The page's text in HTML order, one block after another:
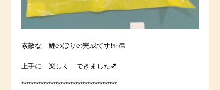
素敵な 鯉のぼりの完成です❗️✨👏
上手に 楽しく できました💕
***************************************